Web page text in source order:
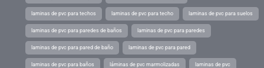
laminas de pvc para techos laminas de pvc para techo laminas de pvc para suelos
laminas de pvc para paredes de baños laminas de pvc para paredes
laminas de pvc para pared de baño laminas de pvc para pared
laminas de pvc para baños láminas de pvc marmolizadas laminas de pvc